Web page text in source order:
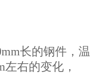
长的钢件，温
右的变化，